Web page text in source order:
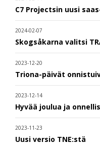
C7 Projectsin uusi
2024-02-07
Skogsåkarna valitsi
2023-12-20
Triona-päivät
2023-12-14
Hyvää joulua ja
2023-11-23
Uusi versio TNE:stä